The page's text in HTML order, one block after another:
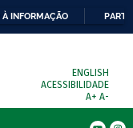
À INFORMAÇÃO
ENGLISH
ACESSIBILIDADE
A+ A-